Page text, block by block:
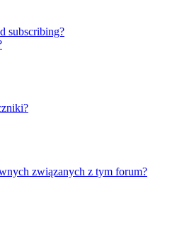
subscribing?
związanych z tym forum?